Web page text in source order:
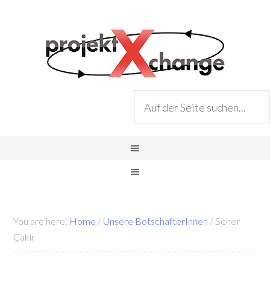
You are here: Home / Unsere BotschafterInnen / Seher
Çakir